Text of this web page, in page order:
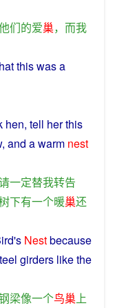
们的爱巢， 而我
thiswasa
hen, tell herthis
, and awarm nest
一定替我转告
下有一个暖巢还
Nestbecause
girders likethe
梁像一个鸟巢上